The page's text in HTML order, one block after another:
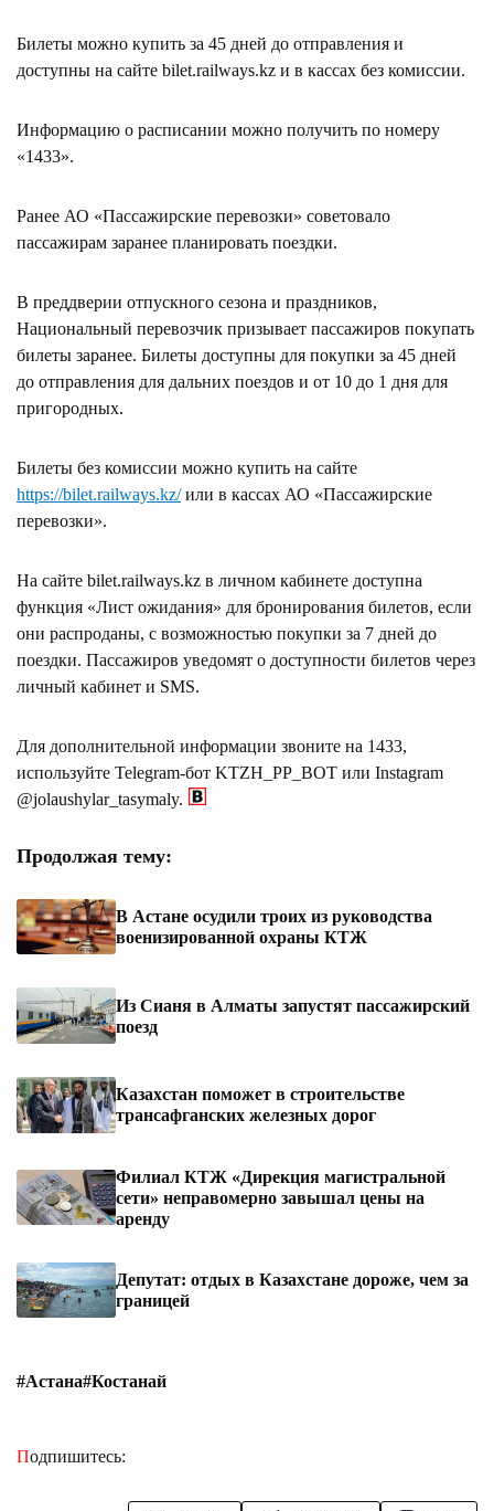
Билеты можно купить за 45 дней до отправления и
доступны на сайте bilet.railways.kz и в кассах без комиссии.
Информацию о расписании можно получить по номеру
«1433».
Ранее АО «Пассажирские перевозки» советовало
пассажирам заранее планировать поездки.
В преддверии отпускного сезона и праздников,
Национальный перевозчик призывает пассажиров покупать
билеты заранее. Билеты доступны для покупки за 45 дней
до отправления для дальних поездов и от 10 до 1 дня для
пригородных.
Билеты без комиссии можно купить на сайте
https://bilet.railways.kz/или в кассах АО «Пассажирские
перевозки».
На сайте bilet.railways.kz в личном кабинете доступна
функция «Лист ожидания» для бронирования билетов, если
они распроданы, с возможностью покупки за 7 дней до
поездки. Пассажиров уведомят о доступности билетов через
личный кабинет и SMS.
Для дополнительной информации звоните на 1433,
используйте Telegram-бот KTZH_PP_BOT или Instagram
@jolaushylar_tasymaly.
Продолжая тему:
В Астане осудили троих из руководства
военизированной охраны КТЖ
Из Сианя в Алматы запустят пассажирский
поезд
Казахстан поможет в строительстве
трансафганских железных дорог
Филиал КТЖ «Дирекция магистральной
сети» неправомерно завышал цены на
аренду
Депутат: отдых в Казахстане дороже, чем за
границей
#Астана#Костанай
Подпишитесь: